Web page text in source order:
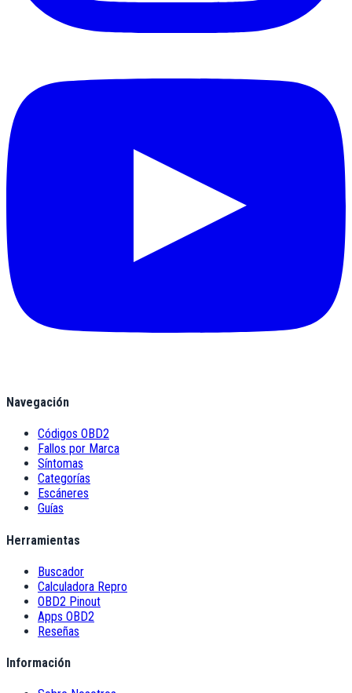
Navegación
Códigos OBD2
Fallos por Marca
Síntomas
Categorías
Escáneres
Guías
Herramientas
Buscador
Calculadora Repro
OBD2 Pinout
Apps OBD2
Reseñas
Información